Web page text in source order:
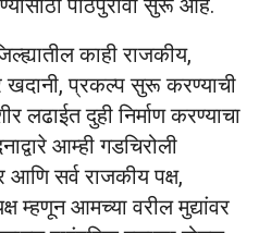
पाठपुरावा सुरू आहे.
काही राजकीय,
खदानी, प्रकल्प सुरू करण्याची
लढाईत दुही निर्माण करण्याचा
आम्ही गडचिरोली
आणि सर्व राजकीय पक्ष,
म्हणून आमच्या वरील मुद्यांवर